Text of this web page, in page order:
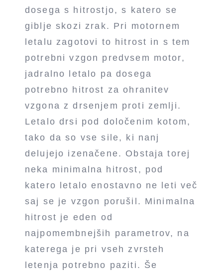
dosega s hitrostjo, s katero se
giblje skozi zrak. Pri motornem
letalu zagotovi to hitrost in s tem
potrebni vzgon predvsem motor,
jadralno letalo pa dosega
potrebno hitrost za ohranitev
vzgona z drsenjem proti zemlji.
Letalo drsi pod določenim kotom,
tako da so vse sile, ki nanj
delujejo izenačene. Obstaja torej
neka minimalna hitrost, pod
katero letalo enostavno ne leti več
saj se je vzgon porušil. Minimalna
hitrost je eden od
najpomembnejših parametrov, na
katerega je pri vseh zvrsteh
letenja potrebno paziti. Še